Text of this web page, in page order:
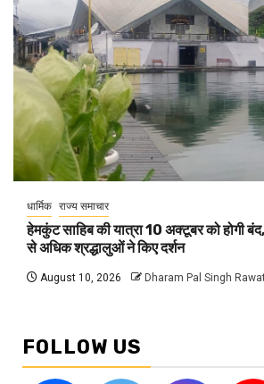
धार्मिक राज्य समाचार
हेमकुंट साहिब की यात्रा 10 अक्टूबर को होगी
से अधिक श्रद्धालुओं ने किए दर्शन
August 10, 2026 Dharam Pal Singh
FOLLOW US